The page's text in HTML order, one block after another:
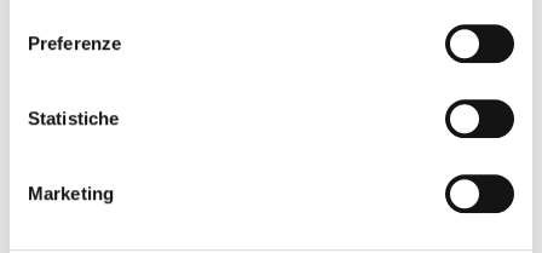
Preferenze
Statistiche
Marketing